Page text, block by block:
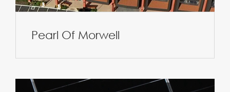
Pearl Of Morwell